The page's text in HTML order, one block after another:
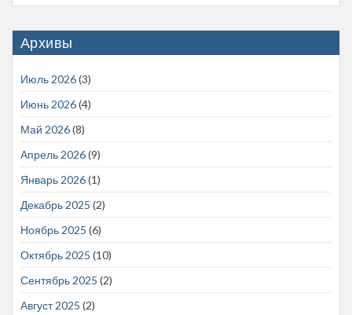
Архивы
Июль 2026(3)
Июнь 2026(4)
Май 2026(8)
Апрель 2026(9)
Январь 2026(1)
Декабрь 2025 (2)
Ноябрь 2025 (6)
Октябрь 2025 (10)
Сентябрь 2025 (2)
Август 2025 (2)